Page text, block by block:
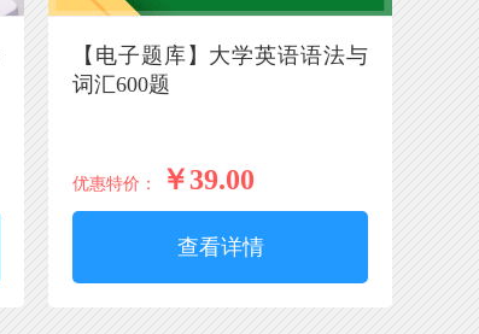
【电子题库】大学英语语法与
词汇600题
优惠特价： ￥39.00
查看详情